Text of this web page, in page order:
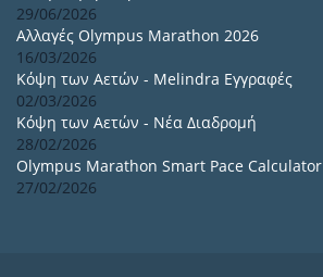
29/06/2026
Αλλαγές Olympus Marathon 2026
16/03/2026
Κόψη των Αετών - Melindra Εγγραφές
02/03/2026
Κόψη των Αετών - Νέα Διαδρομή
28/02/2026
Olympus Marathon Smart Pace Calculator
27/02/2026